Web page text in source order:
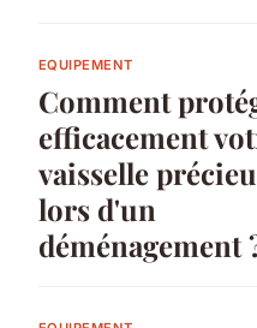
EQUIPEMENT
Comment
efficacement
vaisselle
lors d'un
déménagement